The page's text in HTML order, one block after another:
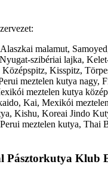
Alaszkai malamut,
szibériai lajka,
Kisspitz,
meztelen kutya nagy,
meztelen kutya
Kai, Mexikói
Kishu, Koreai Jindo
meztelen kutya, Thai
Pásztorkutya Klub